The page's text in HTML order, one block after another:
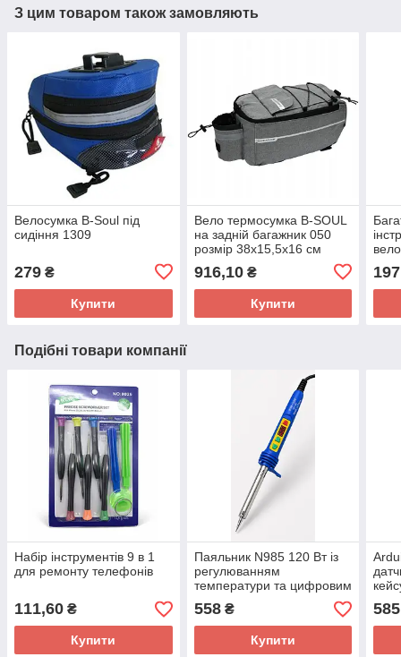
З цим товаром також замовляють
Велосумка B-Soul під
сидіння 1309
279 ₴
Купити
Вело термосумка B-SOUL
на задній багажник 050
розмір 38х15,5х16 см
916,10₴
Купити
Подібні товари компанії
Набір інструментів 9 в 1
для ремонту телефонів
111,60 ₴
Купити
Паяльник N985 120 Вт із
регулюванням
температури та цифровим
дисплеєм
558₴
Купити